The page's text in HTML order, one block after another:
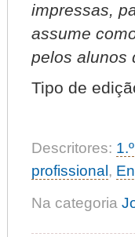
impressas,
assume
pelos alunos
Tipo de
Descritores:
profissional,
Na categoria